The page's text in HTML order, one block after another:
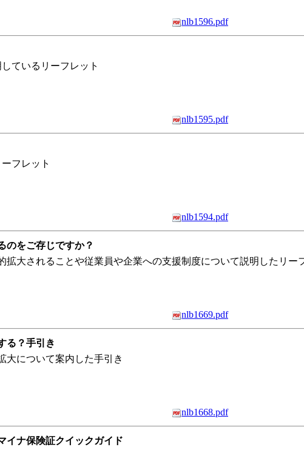
nlb1596.pdf
ているリーフレット
nlb1595.pdf
フレット
nlb1594.pdf
のをご存じですか？
拡大されることや従業員や企業への支援制度について説明したリー
nlb1669.pdf
る？手引き
大について案内した手引き
nlb1668.pdf
イナ保険証クイックガイド